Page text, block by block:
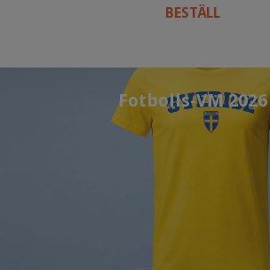
BESTÄLL
Fotbolls-VM 2026